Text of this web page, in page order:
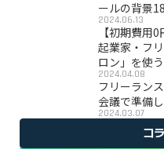
ールの背景
2024.06.13
【初期費用
起業家・フ
ロン」を使
2024.04.08
フリーラン
会議で準備
2024.03.07
コ